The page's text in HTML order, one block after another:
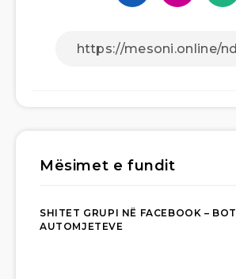
Mësimet e fundit
SHITET GRUPI NË FACEBOOK –
AUTOMJETEVE